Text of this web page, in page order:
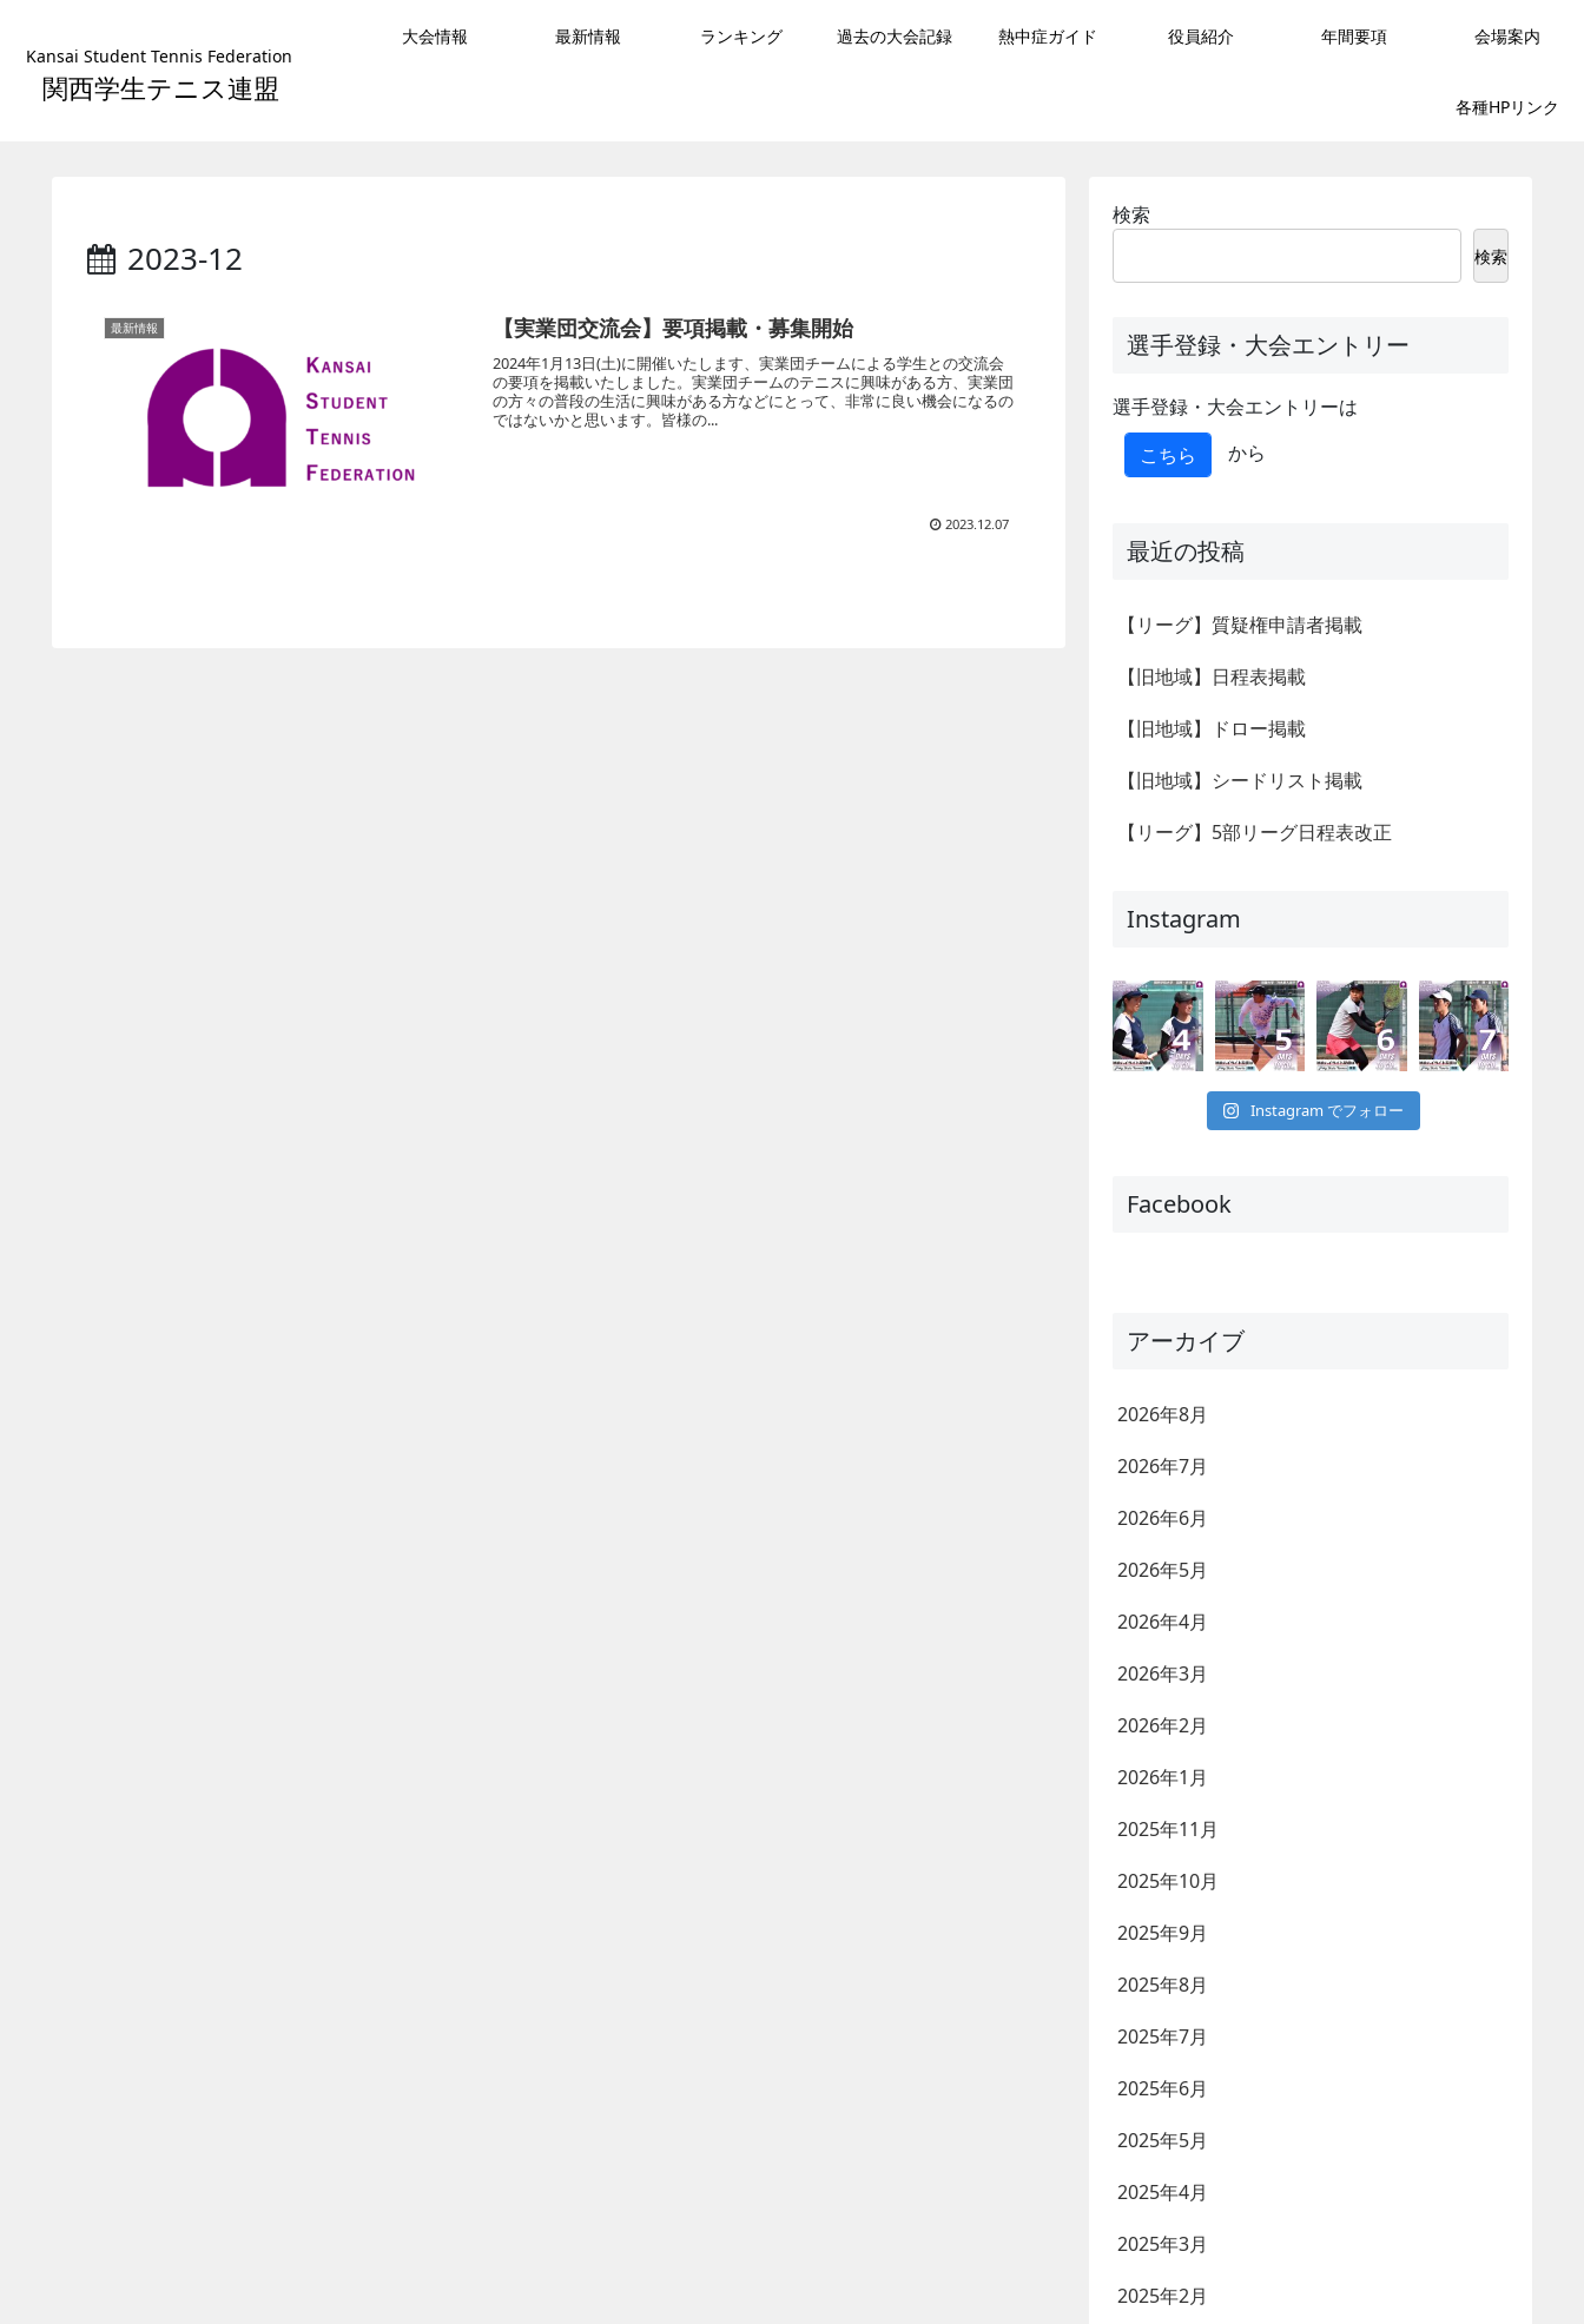
Kansai Student Tennis Federation
関西学生テニス連盟
大会情報 最新情報 ランキング 過去の大会記録 熱中症ガイド 役員紹介 年間要項 会場案内
各種HPリンク
2023-12
最新情報 【実業団交流会】要項掲載・募集開始
2024年1月13日(土)に開催いたします、実業団チームによる学生との交流会
の要項を掲載いたしました。実業団チームのテニスに興味がある方、実業団
の方々の普段の生活に興味がある方などにとって、非常に良い機会になるの
ではないかと思います。皆様の...
2023.12.07
検索
検索
選手登録・大会エントリー
選手登録・大会エントリーは
こちら
から
最近の投稿
【リーグ】質疑権申請者掲載
【旧地域】日程表掲載
【旧地域】ドロー掲載
【旧地域】シードリスト掲載
【リーグ】5部リーグ日程表改正
Instagram
Instagram でフォロー
Facebook
アーカイブ
2026年8月
2026年7月
2026年6月
2026年5月
2026年4月
2026年3月
2026年2月
2026年1月
2025年11月
2025年10月
2025年9月
2025年8月
2025年7月
2025年6月
2025年5月
2025年4月
2025年3月
2025年2月